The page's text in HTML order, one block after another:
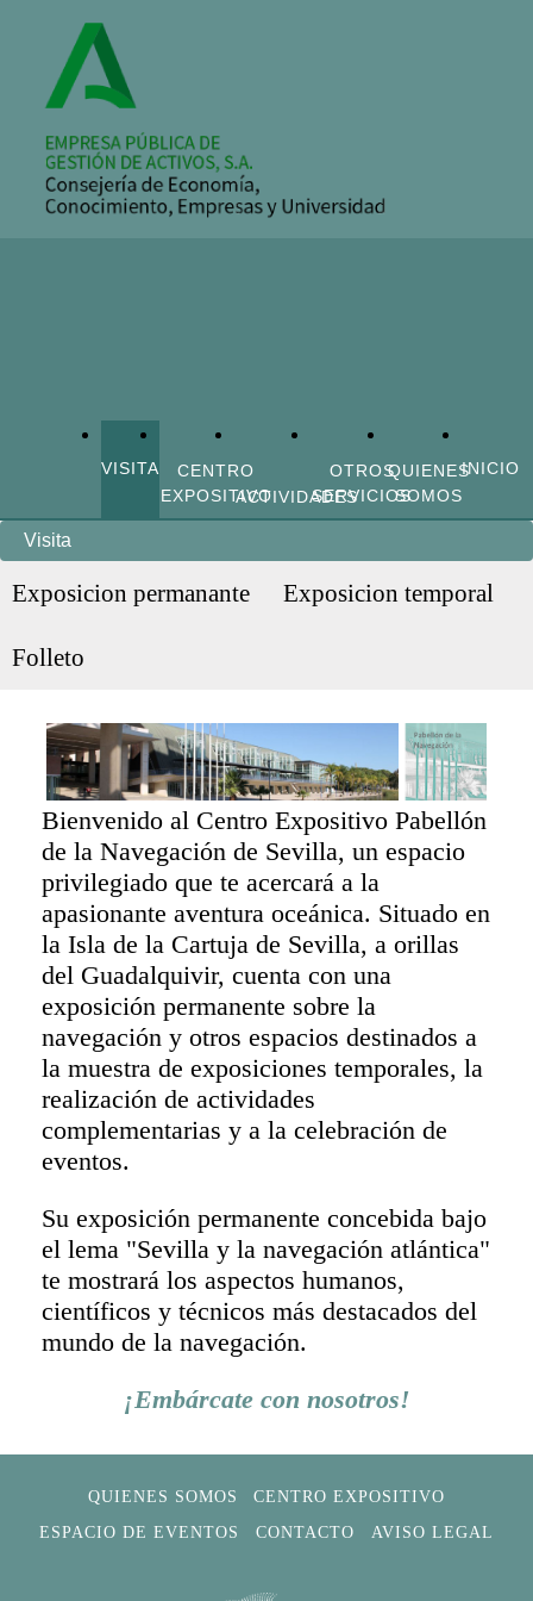
VISITA
CENTRO
EXPOSITIVOACTIVIDADES
OTROS
SERVICIOS
QUIENES
SOMOS
INICIO
Visita
Exposicion permanante Exposicion temporal
Folleto
Bienvenido al Centro Expositivo Pabellón
de la Navegación de Sevilla, un espacio
privilegiado que te acercará a la
apasionante aventura oceánica. Situado en
la Isla de la Cartuja de Sevilla, a orillas
del Guadalquivir, cuenta con una
exposición permanente sobre la
navegación y otros espacios destinados a
la muestra de exposiciones temporales, la
realización de actividades
complementarias y a la celebración de
eventos.
Su exposición permanente concebida bajo
el lema "Sevilla y la navegación atlántica"
te mostrará los aspectos humanos,
científicos y técnicos más destacados del
mundo de la navegación.
¡Embárcate con nosotros!
QUIENES SOMOS
CENTRO EXPOSITIVO
ESPACIO DE EVENTOS
CONTACTO AVISO LEGAL